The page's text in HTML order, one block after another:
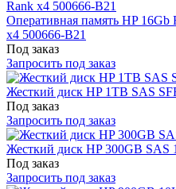
Оперативная память HP
x4 500666-B21
Под заказ
Запросить под заказ
Жесткий диск HP 1TB SAS
Под заказ
Запросить под заказ
Жесткий диск HP 300GB SAS
Под заказ
Запросить под заказ